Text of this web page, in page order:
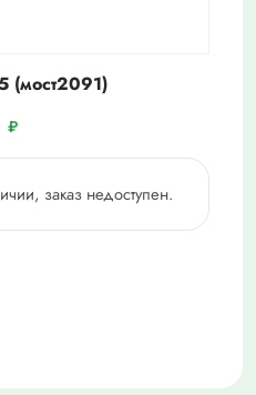
(мост2091)
₽
заказ недоступен.